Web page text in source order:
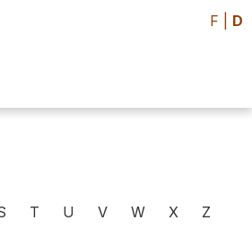
F D
T U V W X Z